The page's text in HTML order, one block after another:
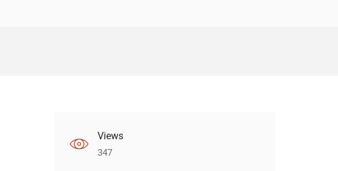
Views
347